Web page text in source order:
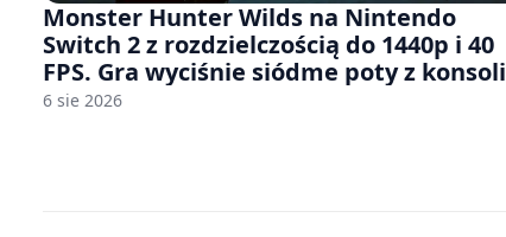
Monster Hunter Wilds na Nintendo
Switch 2 z rozdzielczością do 1440p i 40
FPS. Gra wyciśnie siódme poty z konsoli
6 sie 2026